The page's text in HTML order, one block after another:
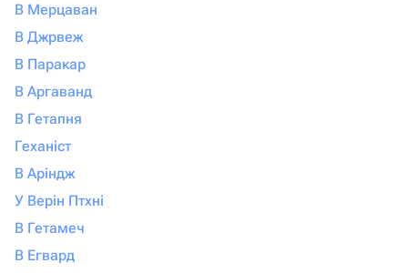
В Мерцаван
В Джрвеж
В Паракар
В Аргаванд
В Гетапня
Геханіст
В Аріндж
У Верін Птхні
В Гетамеч
В Егвард